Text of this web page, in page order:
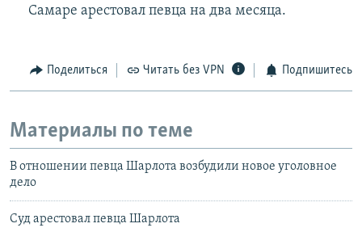
Самаре арестовал певца на два месяца.
Поделиться Читать без VPN Подпишитесь
Материалы по теме
В отношении певца Шарлота возбудили новое уголовное
дело
Суд арестовал певца Шарлота